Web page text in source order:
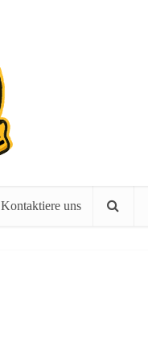
Kontaktiere uns